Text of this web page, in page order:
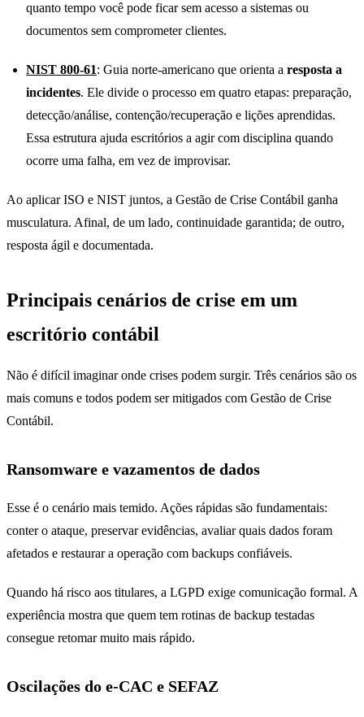
quanto tempo você pode ficar sem acesso a sistemas ou
documentos sem comprometer clientes.
NIST 800-61: Guia norte-americano que orienta a resposta a
incidentes. Ele divide o processo em quatro etapas: preparação,
detecção/análise, contenção/recuperação e lições aprendidas.
Essa estrutura ajuda escritórios a agir com disciplina quando
ocorre uma falha, em vez de improvisar.
Ao aplicar ISO e NIST juntos, a Gestão de Crise Contábil ganha
musculatura. Afinal, de um lado, continuidade garantida; de outro,
resposta ágil e documentada.
Principais cenários de crise em um
escritório contábil
Não é difícil imaginar onde crises podem surgir. Três cenários são os
mais comuns e todos podem ser mitigados com Gestão de Crise
Contábil.
Ransomware e vazamentos de dados
Esse é o cenário mais temido. Ações rápidas são fundamentais:
conter o ataque, preservar evidências, avaliar quais dados foram
afetados e restaurar a operação com backups confiáveis.
Quando há risco aos titulares, a LGPD exige comunicação formal. A
experiência mostra que quem tem rotinas de backup testadas
consegue retomar muito mais rápido.
Oscilações do e-CAC e SEFAZ